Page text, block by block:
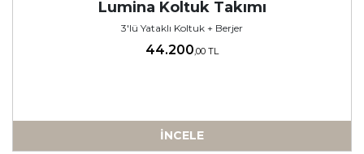
Lumina Koltuk Takımı
3'lü Yataklı Koltuk + Berjer
44.200,00 TL
İNCELE
-